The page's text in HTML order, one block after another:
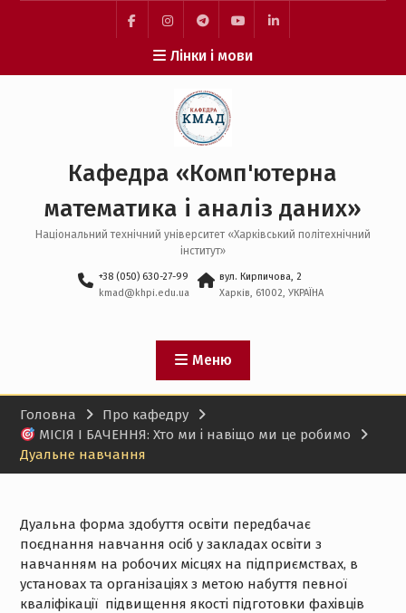
facebookinstagramtelegramyoutubelinkedin
Лінки і мови
Кафедра «Комп'ютерна
математика і аналіз даних»
Національний технічний університет «Харківський політехнічний
інститут»
+38 (050) 630-27-99
kmad@khpi.edu.ua
вул. Кирпичова, 2
Харків, 61002, УКРАЇНА
Меню
Головна
Про кафедру
МІСІЯ І БАЧЕННЯ: Хто ми і навіщо ми це робимо
Дуальне навчання
Дуальна форма здобуття освіти передбачає
поєднання навчання осіб у закладах освіти з
навчанням на робочих місцях на підприємствах, в
установах та організаціях з метою набуття певної
кваліфікації підвищення якості підготовки фахівців